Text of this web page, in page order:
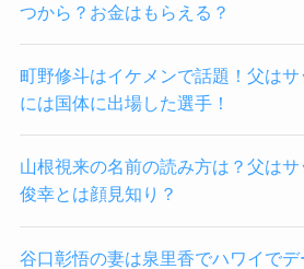
つから？お金はもらえる？
町野修斗はイケメンで話題！父は
には国体に出場した選手！
山根視来の名前の読み方は？父は
俊幸とは顔見知り？
谷口彰悟の妻は泉里香でハワイで